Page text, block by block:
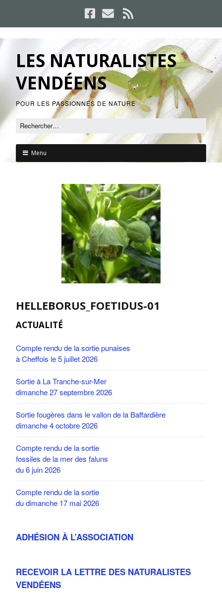
LES NATURALISTES
VENDÉENS
POUR LES PASSIONNÉS DE NATURE
Menu
HELLEBORUS_FOETIDUS-01
ACTUALITÉ
Compte rendu de la sortie punaises
à Cheffois le 5 juillet 2026
Sortie à La Tranche-sur-Mer
dimanche 27 septembre 2026
Sortie fougères dans le vallon de la Baffardière
dimanche 4 octobre 2026
Compte rendu de la sortie
fossiles de la mer des faluns
du 6 juin 2026
Compte rendu de la sortie
du dimanche 17 mai 2026
ADHÉSION À L’ASSOCIATION
RECEVOIR LA LETTRE DES NATURALISTES
VENDÉENS